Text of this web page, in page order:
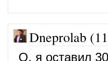
Dneprolab
О, я оставил